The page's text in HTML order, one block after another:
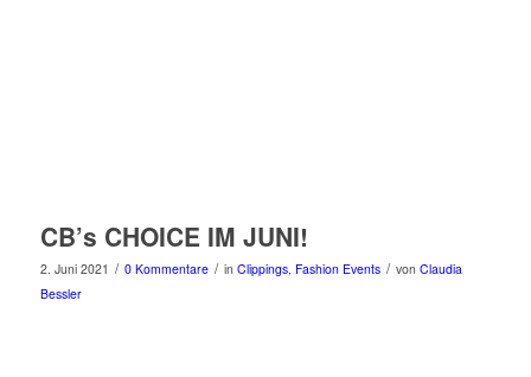
CB’s CHOICE IM JUNI!
2. Juni 2021 / 0 Kommentare / in Clippings, Fashion Events / von Claudia
Bessler